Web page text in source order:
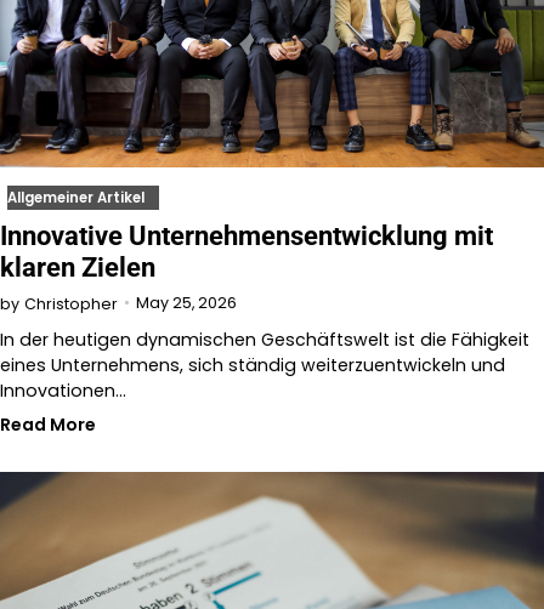
Allgemeiner Artikel
Innovative Unternehmensentwicklung mit
klaren Zielen
by Christopher May 25, 2026
In der heutigen dynamischen Geschäftswelt ist die Fähigkeit
eines Unternehmens, sich ständig weiterzuentwickeln und
Innovationen…
Read More